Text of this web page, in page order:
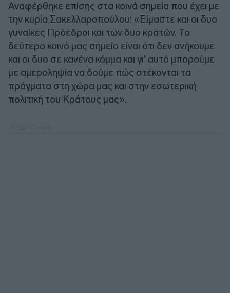
Αναφέρθηκε επίσης στα κοινά σημεία που έχει με
την κυρία Σακελλαροπούλου: «Είμαστε και οι δυο
γυναίκες Πρόεδροι και των δυο κρατών. Το
δεύτερο κοινό μας σημείο είναι ότι δεν ανήκουμε
και οι δυο σε κανένα κόμμα και γι' αυτό μπορούμε
με αμεροληψία να δούμε πώς στέκονται τα
πράγματα στη χώρα μας και στην εσωτερική
πολιτική του Κράτους μας».